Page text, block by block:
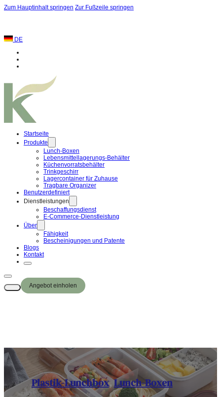
Zum Hauptinhalt springen Zur Fußzeile springen
DE
Startseite
Produkte
Lunch-Boxen
Lebensmittellagerungs-Behälter
Küchenvorratsbehälter
Trinkgeschirr
Lagercontainer für Zuhause
Tragbare Organizer
Benutzerdefiniert
Dienstleistungen
Beschaffungsdienst
E-Commerce-Dienstleistung
Über
Fähigkeit
Bescheinigungen und Patente
Blogs
Kontakt
Angebot einholen
Plastik-Lunchbox,Lunch-Boxen